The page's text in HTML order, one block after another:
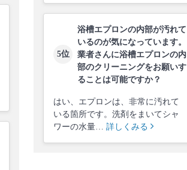
5位
浴槽エプロンの内部が汚れて
いるのが気になっています。
業者さんに浴槽エプロンの内
部のクリーニングをお願いす
ることは可能ですか？
はい、エプロンは、非常に汚れて
いる箇所です。洗剤をまいてシャ
ワーの水量… 詳しくみる